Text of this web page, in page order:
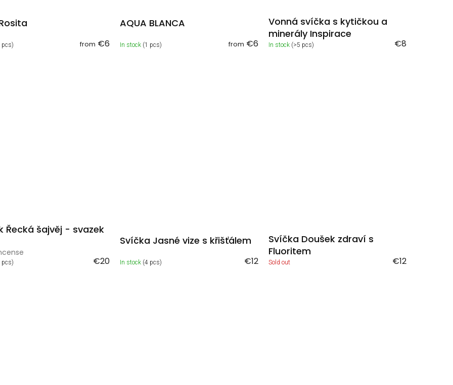
pcs) from €6
AQUA BLANCA
In stock (1 pcs) from €6
Vonná svíčka s kytičkou a
minerály Inspirace
In stock (>5 pcs) €8
Řecká šajvěj - svazek
pcs) €20
Svíčka Jasné vize s křišťálem
In stock (4 pcs) €12
Svíčka Doušek zdraví s
Fluoritem
Sold out €12